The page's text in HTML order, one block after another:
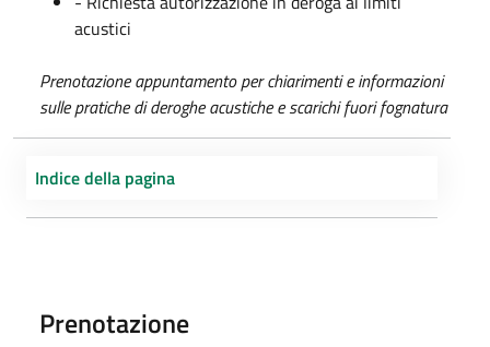
acustici
Prenotazione appuntamento per chiarimenti e informazioni
sulle pratiche di deroghe acustiche e scarichi fuori fognatura
Indice della pagina
Prenotazione